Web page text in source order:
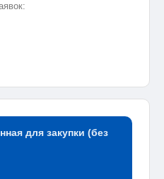
для закупки (без